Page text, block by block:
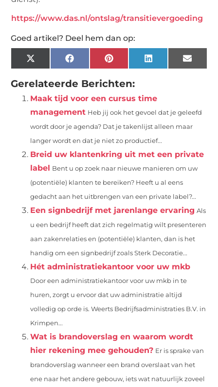
https://www.das.nl/ontslag/transitievergoeding
Goed artikel? Deel hem dan op:
X
(Twitter)
FacebookPinterestLinkedIn Email
Gerelateerde Berichten:
Maak tijd voor een cursus time
management Heb jij ook het gevoel dat je geleefd
wordt door je agenda? Dat je takenlijst alleen maar
langer wordt en dat je niet zo productief...
Breid uw klantenkring uit met een private
label Bent u op zoek naar nieuwe manieren om uw
(potentiële) klanten te bereiken? Heeft u al eens
gedacht aan het uitbrengen van een private label?...
Een signbedrijf met jarenlange ervaring Als
u een bedrijf heeft dat zich regelmatig wilt presenteren
aan zakenrelaties en (potentiële) klanten, dan is het
handig om een signbedrijf zoals Sterk Decoratie...
Hét administratiekantoor voor uw mkb
Door een administratiekantoor voor uw mkb in te
huren, zorgt u ervoor dat uw administratie altijd
volledig op orde is. Weerts Bedrijfsadministraties B.V. in
Krimpen...
Wat is brandoverslag en waarom wordt
hier rekening mee gehouden? Er is sprake van
brandoverslag wanneer een brand overslaat van het
ene naar het andere gebouw, iets wat natuurlijk zoveel